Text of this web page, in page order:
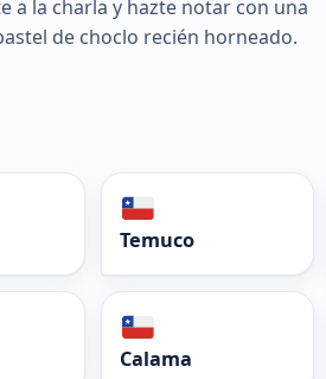
a la charla y hazte notar con una
de choclo recién horneado.
Temuco
Calama